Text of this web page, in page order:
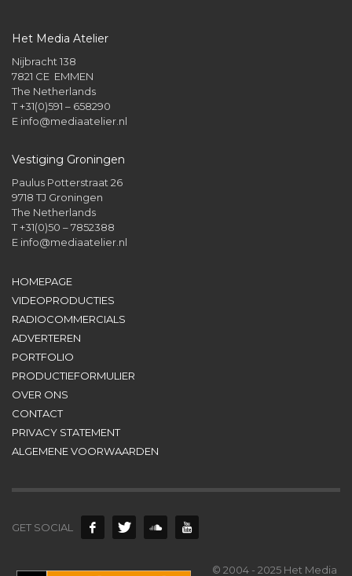
Het Media Atelier
Nijbracht 138
7821 CE EMMEN
The Netherlands
T +31(0)591 – 658290
E info@mediaatelier.nl
Vestiging Groningen
Paulus Potterstraat 26
9718 TJ Groningen
The Netherlands
T +31(0)50 – 7852388
E info@mediaatelier.nl
HOMEPAGE
VIDEOPRODUCTIES
RADIOCOMMERCIALS
ADVERTEREN
PORTFOLIO
PRODUCTIEFORMULIER
OVER ONS
CONTACT
PRIVACY STATEMENT
ALGEMENE VOORWAARDEN
GET SOCIAL
© 2004 - 2025 Het Media